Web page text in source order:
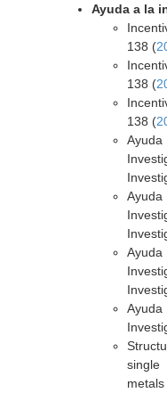
Ayuda a la
138 (
138 (
138 (
metals